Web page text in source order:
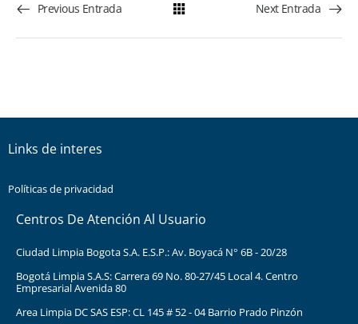
Previous Entrada Next Entrada
Links de interes
Políticas de privacidad
Centros De Atención Al Usuario
Ciudad Limpia Bogota S.A. E.S.P.: Av. Boyacá N° 6B - 20/28
Bogotá Limpia S.A.S: Carrera 69 No. 80-27/45 Local 4. Centro
Empresarial Avenida 80
Area Limpia DC SAS ESP: CL 145 # 52 - 04 Barrio Prado Pinzón